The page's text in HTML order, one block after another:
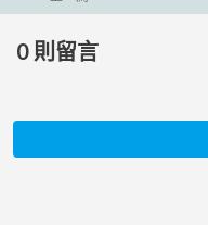
0 則留言